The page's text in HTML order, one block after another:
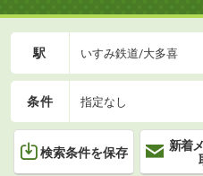
駅 いすみ鉄道/大多喜
条件 指定なし
検索条件を保存
新着